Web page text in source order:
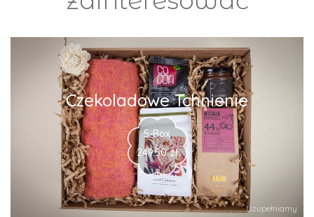
Uzupełniamy
Czekoladowe Tchnienie
5-Box
249.50 zł